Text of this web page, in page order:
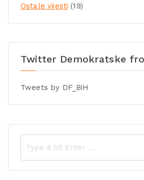
Ostale vijesti (19)
Twitter Demokratske
Tweets by DF_BiH